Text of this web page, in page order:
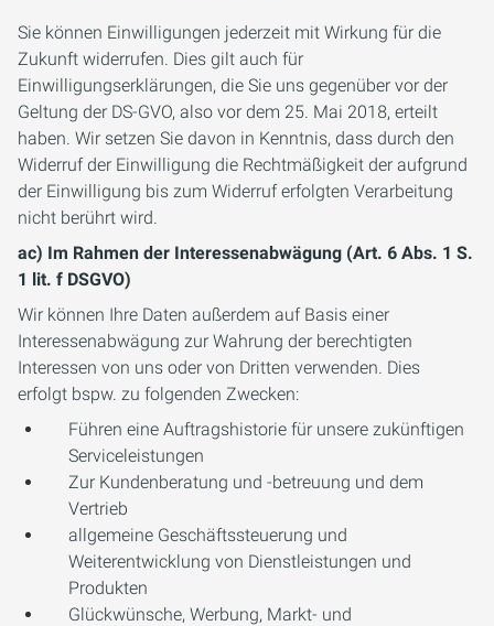
Sie können Einwilligungen jederzeit mit Wirkung für die
Zukunft widerrufen. Dies gilt auch für
Einwilligungserklärungen, die Sie uns gegenüber vor der
Geltung der DS-GVO, also vor dem 25. Mai 2018, erteilt
haben. Wir setzen Sie davon in Kenntnis, dass durch den
Widerruf der Einwilligung die Rechtmäßigkeit der aufgrund
der Einwilligung bis zum Widerruf erfolgten Verarbeitung
nicht berührt wird.
ac) Im Rahmen der Interessenabwägung (Art. 6 Abs. 1 S.
1 lit. f DSGVO)
Wir können Ihre Daten außerdem auf Basis einer
Interessenabwägung zur Wahrung der berechtigten
Interessen von uns oder von Dritten verwenden. Dies
erfolgt bspw. zu folgenden Zwecken:
Führen eine Auftragshistorie für unsere zukünftigen
Serviceleistungen
Zur Kundenberatung und -betreuung und dem
Vertrieb
allgemeine Geschäftssteuerung und
Weiterentwicklung von Dienstleistungen und
Produkten
Glückwünsche, Werbung, Markt- und